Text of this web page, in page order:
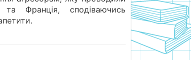
та Франція, сподіваючись